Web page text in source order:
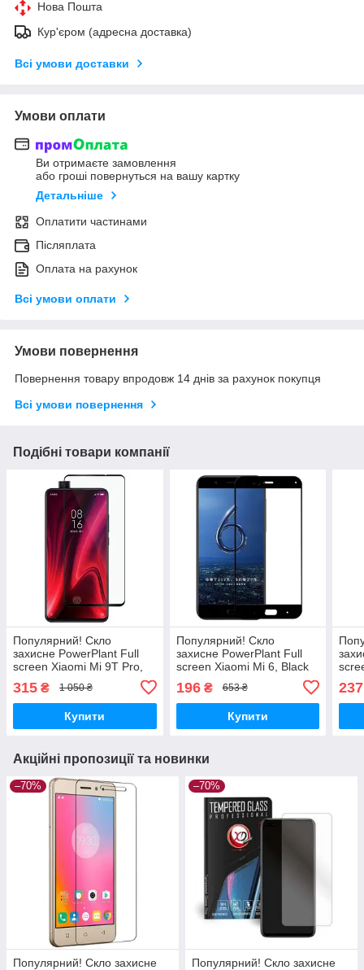
Нова Пошта
Кур'єром (адресна доставка)
Всі умови доставки
Умови оплати
Ви отримаєте замовлення
або гроші повернуться на вашу картку
Детальніше
Оплатити частинами
Післяплата
Оплата на рахунок
Всі умови оплати
Умови повернення
Повернення товару впродовж 14 днів за рахунок покупця
Всі умови повернення
Подібні товари компанії
Популярний! Скло
захисне PowerPlant Full
screen Xiaomi Mi 9T Pro,
Black (GL607143) - Краща
якість тільки на
Nukleon.com.ua
315 ₴ 1 050 ₴
Купити
Популярний! Скло
захисне PowerPlant Full
screen Xiaomi Mi 6, Black
(GL605996) - Краща якість
тільки на Nukleon.com.ua
196₴ 653 ₴
Купити
237
Акційні пропозиції та новинки
–70%
Популярний! Скло захисне
–70%
Популярний! Скло захисне